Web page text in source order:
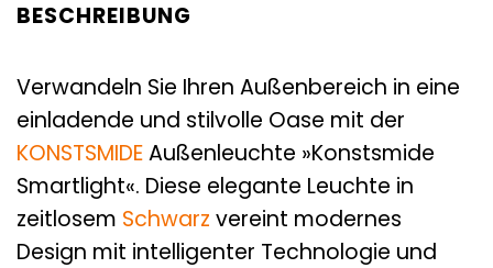
BESCHREIBUNG
Verwandeln Sie Ihren Außenbereich in eine
einladende und stilvolle Oase mit der
KONSTSMIDEAußenleuchte »Konstsmide
Smartlight«. Diese elegante Leuchte in
zeitlosem Schwarz vereint modernes
Design mit intelligenter Technologie und